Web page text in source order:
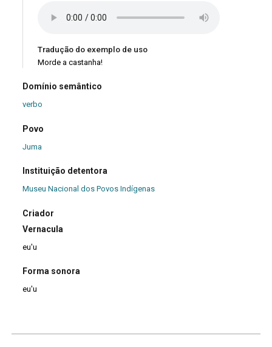
Tradução do exemplo de uso
Morde a castanha!
Domínio semântico
verbo
Povo
Juma
Instituição detentora
Museu Nacional dos Povos Indígenas
Criador
Vernacula
eu'u
Forma sonora
eu'u